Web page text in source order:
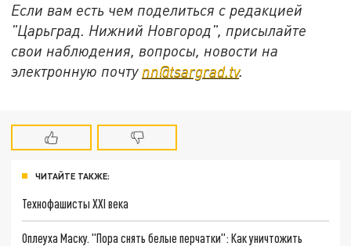
Если вам есть чем поделиться с редакцией
"Царьград. Нижний Новгород", присылайте
свои наблюдения, вопросы, новости на
электронную почту nn@tsargrad.tv.
ЧИТАЙТЕ ТАКЖЕ:
Технофашисты XXI века
Оплеуха Маску. "Пора снять белые перчатки": Как уничтожить